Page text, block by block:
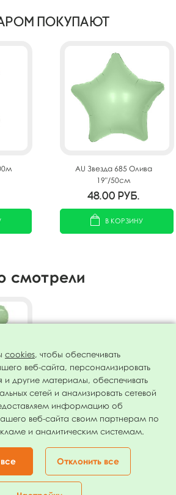
покупают
AU Звезда 685 Олива
19"/50см
48.00 руб.
В КОРЗИНУ
смотрели
cookies, чтобы обеспечивать
веб-сайта, персонализировать
и другие материалы, обеспечивать
сетей и анализировать сетевой
информацию об
веб-сайта своим партнерам по
и аналитическим системам.
Отклонить все